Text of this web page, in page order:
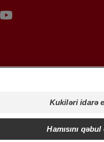
Kukiləri idarə
Hamısını qəbul